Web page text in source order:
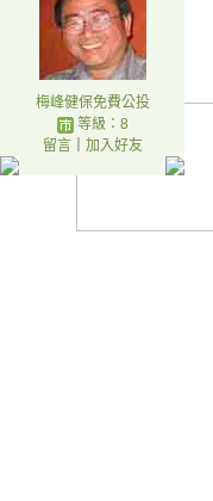
梅峰健保免費公投
等級：8
留言｜ 加入好友